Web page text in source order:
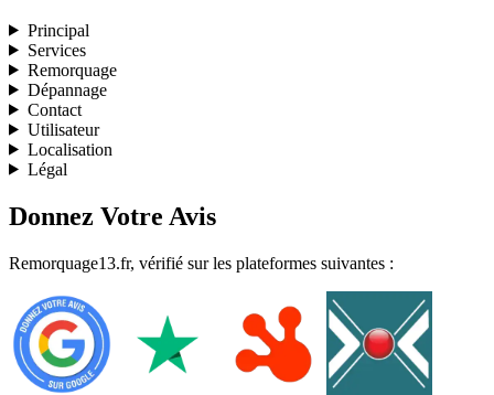
Principal
Services
Remorquage
Dépannage
Contact
Utilisateur
Localisation
Légal
Donnez Votre Avis
Remorquage13.fr, vérifié sur les plateformes suivantes :